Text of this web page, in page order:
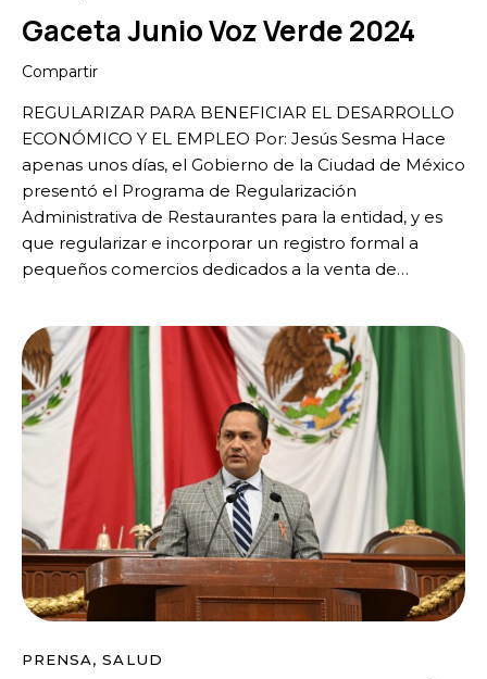
Gaceta Junio Voz Verde 2024
Compartir
REGULARIZAR PARA BENEFICIAR EL DESARROLLO
ECONÓMICO Y EL EMPLEO Por: Jesús Sesma Hace
apenas unos días, el Gobierno de la Ciudad de México
presentó el Programa de Regularización
Administrativa de Restaurantes para la entidad, y es
que regularizar e incorporar un registro formal a
pequeños comercios dedicados a la venta de…
PRENSA,SALUD